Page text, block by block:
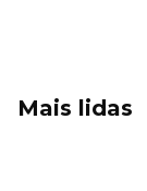
Mais lidas